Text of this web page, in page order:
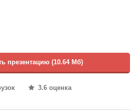
презентацию (10.64 Мб)
3.6 оценка